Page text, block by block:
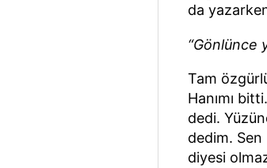
da
“Gönlünce
Tam
Hanımı bitti.
dedi.
dedim. Sen
diyesi